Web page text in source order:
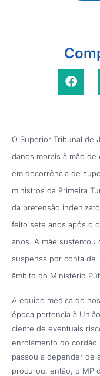
O Superior Tribunal de
danos morais à mãe
em decorrência de
ministros da Primeira
da pretensão
feito sete anos após o
anos. A mãe sustentou
suspensa por conta de
âmbito do Ministério
A equipe médica do
época pertencia à
ciente de eventuais
enrolamento do cordão
passou a depender de
procurou, então, o MP